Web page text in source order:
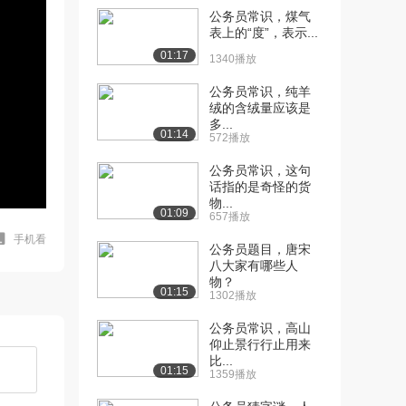
手机看
01:17
公务员常识，煤气
表上的“度”，表示...
1340播放
01:14
公务员常识，纯羊
绒的含绒量应该是
多...
572播放
01:09
公务员常识，这句
话指的是奇怪的货
物...
657播放
01:15
公务员题目，唐宋
八大家有哪些人
物？
1302播放
01:15
公务员常识，高山
仰止景行行止用来
比...
1359播放